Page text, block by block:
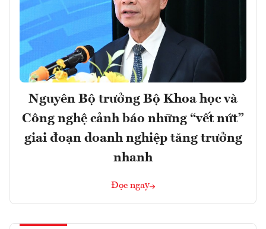
Nguyên Bộ trưởng Bộ Khoa học và
Công nghệ cảnh báo những “vết nứt”
giai đoạn doanh nghiệp tăng trưởng
nhanh
Đọc ngay